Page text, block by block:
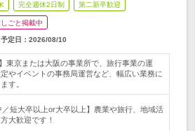
完全週休2日制 第二新卒歓迎
ごと掲載中
定日： 2026/08/10
東京または大阪の事業所で、旅行事業の運
やイベントの事務局運営など、幅広い業務に
す。
／短大卒以上or大卒以上】農業や旅行、地域活
大歓迎です！